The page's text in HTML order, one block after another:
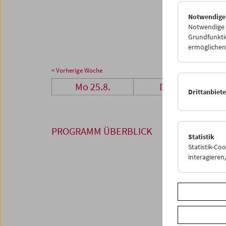
01
< Vorherige Woche
Mo 25.8. Di 26.8.
PROGRAMM ÜBERBLICK
Notwendige
Statistik
Statistik-